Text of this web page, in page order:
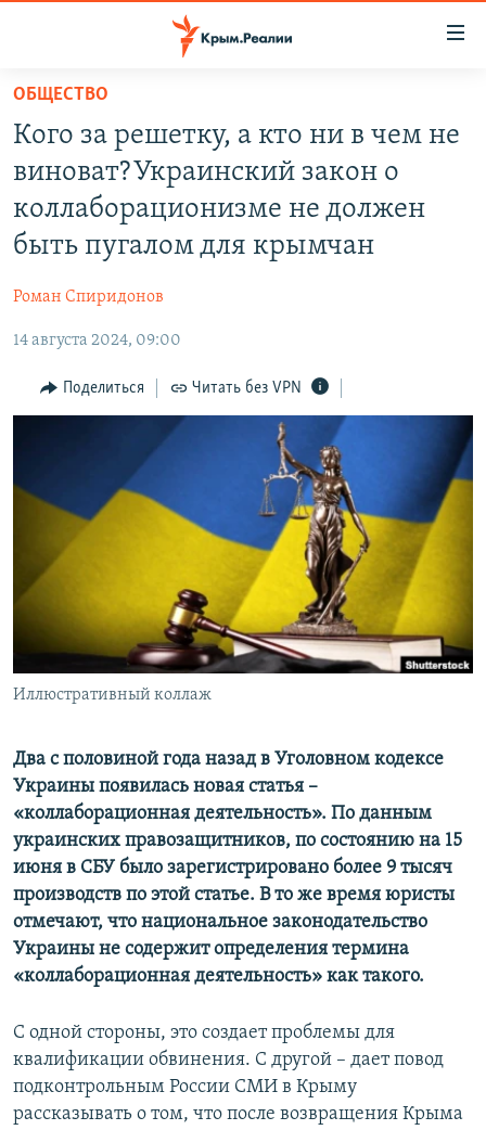
Вернуться
основному
содержанию
главной
Вернутся
СПЕЦПРОЕКТЫ
ИСТОРИЯ
ИНТЕРАКТИВ
ИНФОГРАФИКА
ТЕЛЕПРОЕКТ КРЫМ.РЕАЛИИ
СОВЕТЫ ПРАВОЗАЩИТНИКОВ
ПРОПАВШИЕ БЕЗ ВЕСТИ
ПОБЕДИТЕЛЕЙ НЕ СУДЯТ?
КРЫМ.НЕПОКОРЕННЫЙ
УКРАИНСКАЯ ПРОБЛЕМА КРЫМА
РАДІО СВОБОДА
КАК ОБОЙТИ БЛОКИРОВКУ
ПРИСОЕДИНЯЙТЕСЬ!
Все сайты RFE/RL
ОБЩЕСТВО
Кого за решетку, а кто ни в чем не
виноват? Украинский закон о
коллаборационизме не должен
быть пугалом для крымчан
Роман Спиридонов
14 августа 2024, 09:00
Поделиться Читать без VPN
Иллюстративный коллаж
Два с половиной года назад в Уголовном кодексе
Украины появилась новая статья –
«коллаборационная деятельность». По данным
украинских правозащитников, по состоянию на 15
июня в СБУ было зарегистрировано более 9 тысяч
производств по этой статье. В то же время юристы
отмечают, что национальное законодательство
Украины не содержит определения термина
«коллаборационная деятельность» как такого.
С одной стороны, это создает проблемы для
квалификации обвинения. С другой – дает повод
подконтрольным России СМИ в Крыму
рассказывать о том, что после возвращения Крыма